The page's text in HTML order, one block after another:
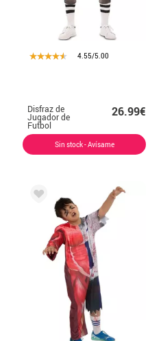
4.55/5.00
Disfraz de
Jugador de
Futbol
Americano para
hombre
26.99€
Sin stock - Avísame